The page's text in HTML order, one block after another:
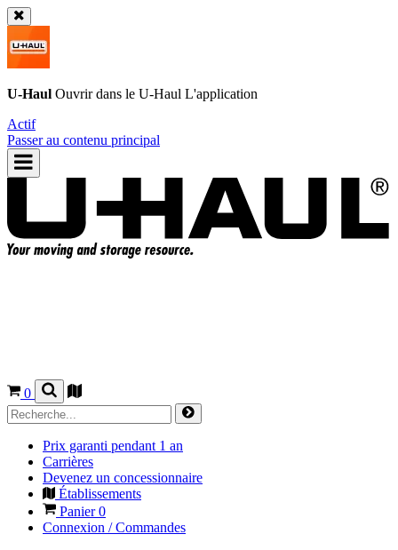
U-Haul Ouvrir dans le U-Haul L'application
Actif
Passer au contenu principal
0
Prix garanti pendant 1 an
Carrières
Devenez un concessionnaire
Établissements
Panier0
Connexion / Commandes